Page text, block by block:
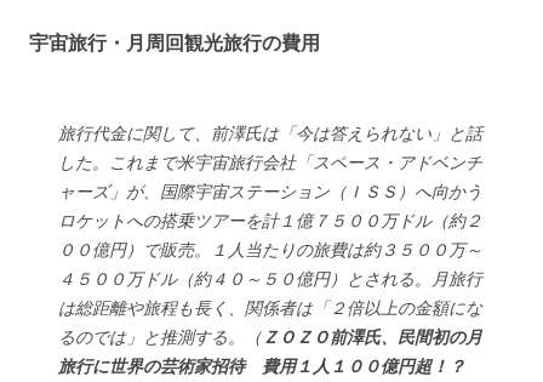
宇宙旅行・月周回観光旅行の費用
旅行代金に関して、前澤氏は「今は答えられない」と話
した。これまで米宇宙旅行会社「スペース・アドベンチ
ャーズ」が、国際宇宙ステーション（ＩＳＳ）へ向かう
ロケットへの搭乗ツアーを計１億７５００万ドル（約２
００億円）で販売。１人当たりの旅費は約３５００万～
４５００万ドル（約４０～５０億円）とされる。月旅行
は総距離や旅程も長く、関係者は「２倍以上の金額にな
るのでは」と推測する。（ＺＯＺＯ前澤氏、民間初の月
旅行に世界の芸術家招待 費用１人１００億円超！？